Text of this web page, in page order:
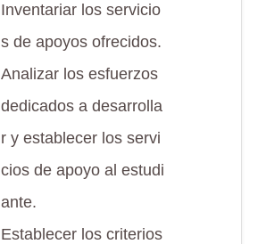
Inventariar los servicio
s de apoyos ofrecidos.
Analizar los esfuerzos
dedicados a desarrolla
r y establecer los servi
cios de apoyo al estudi
ante.
Establecer los criterios